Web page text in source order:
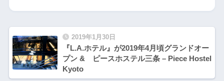
2019年1月30日
『L.A.ホテル』が2019年4月頃グランドオー
プン & ピースホステル三条 – Piece Hostel
Kyoto